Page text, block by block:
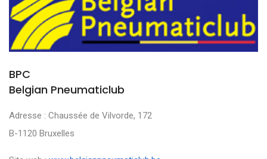
BPC
Belgian Pneumaticlub
Adresse : Chaussée de Vilvorde, 172
B-1120 Bruxelles